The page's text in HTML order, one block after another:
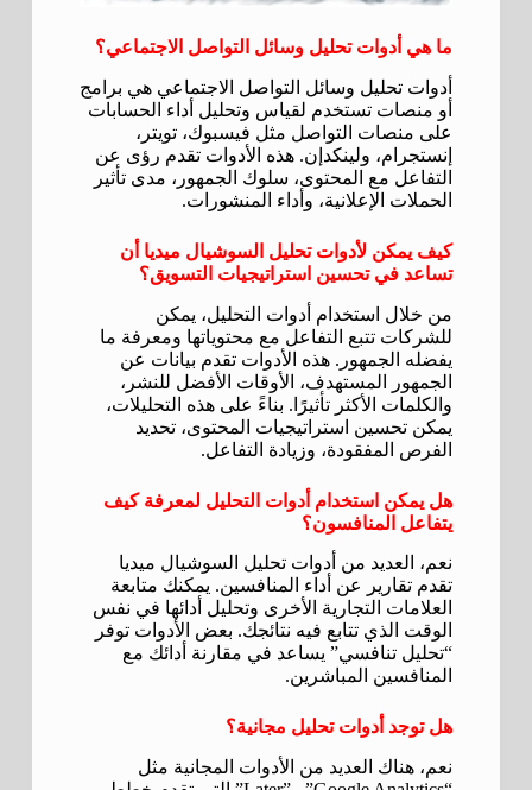
ما هي أدوات تحليل وسائل التواصل الاجتماعي؟
أدوات تحليل وسائل التواصل الاجتماعي هي برامج
أو منصات تستخدم لقياس وتحليل أداء الحسابات
على منصات التواصل مثل فيسبوك، تويتر،
إنستجرام، ولينكدإن. هذه الأدوات تقدم رؤى عن
التفاعل مع المحتوى، سلوك الجمهور، مدى تأثير
الحملات الإعلانية، وأداء المنشورات.
كيف يمكن لأدوات تحليل السوشيال ميديا أن
تساعد في تحسين استراتيجيات التسويق؟
من خلال استخدام أدوات التحليل، يمكن
للشركات تتبع التفاعل مع محتوياتها ومعرفة ما
يفضله الجمهور. هذه الأدوات تقدم بيانات عن
الجمهور المستهدف، الأوقات الأفضل للنشر،
والكلمات الأكثر تأثيرًا. بناءً على هذه التحليلات،
يمكن تحسين استراتيجيات المحتوى، تحديد
الفرص المفقودة، وزيادة التفاعل.
هل يمكن استخدام أدوات التحليل لمعرفة كيف
يتفاعل المنافسون؟
نعم، العديد من أدوات تحليل السوشيال ميديا
تقدم تقارير عن أداء المنافسين. يمكنك متابعة
العلامات التجارية الأخرى وتحليل أدائها في نفس
الوقت الذي تتابع فيه نتائجك. بعض الأدوات توفر
“تحليل تنافسي” يساعد في مقارنة أدائك مع
المنافسين المباشرين.
هل توجد أدوات تحليل مجانية؟
نعم، هناك العديد من الأدوات المجانية مثل